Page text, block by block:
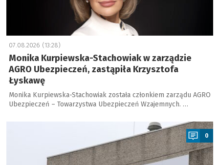
07.08.2026 (13:28)
Monika Kurpiewska-Stachowiak w zarządzie
AGRO Ubezpieczeń, zastąpiła Krzysztofa
Łyskawę
Monika Kurpiewska-Stachowiak została członkiem zarządu AGRO
Ubezpieczeń – Towarzystwa Ubezpieczeń Wzajemnych. …
0